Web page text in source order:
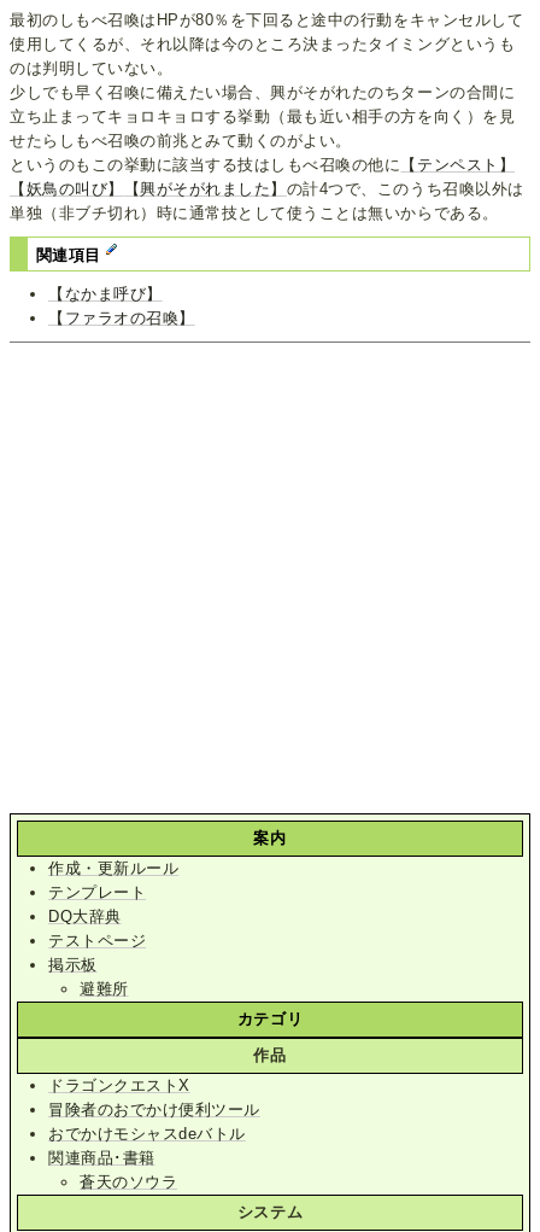
最初のしもべ召喚はHPが80％を下回ると途中の行動をキャンセルして
使用してくるが、それ以降は今のところ決まったタイミングというも
のは判明していない。
少しでも早く召喚に備えたい場合、興がそがれたのちターンの合間に
立ち止まってキョロキョロする挙動（最も近い相手の方を向く）を見
せたらしもべ召喚の前兆とみて動くのがよい。
というのもこの挙動に該当する技はしもべ召喚の他に
【テンペスト】
【妖鳥の叫び】
【興がそがれました】 の計4つで、このうち召喚以外は
単独（非ブチ切れ）時に通常技として使うことは無いからである。
関連項目
【なかま呼び】
【ファラオの召喚】
案内
作成・更新ルール
テンプレート
DQ大辞典
テストページ
掲示板
避難所
カテゴリ
作品
ドラゴンクエストX
冒険者のおでかけ便利ツール
おでかけモシャスdeバトル
関連商品･書籍
蒼天のソウラ
システム